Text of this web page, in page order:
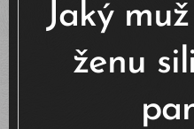
Jaký
ženu